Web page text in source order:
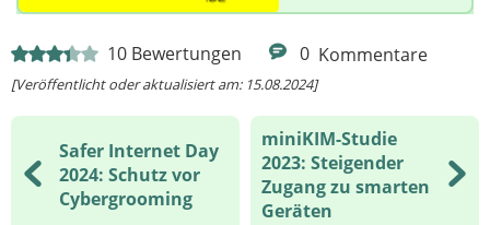
10 Bewertungen 0 Kommentare
[Veröffentlicht oder aktualisiert am: 15.08.2024]
Safer Internet Day
2024: Schutz vor
Cybergrooming
miniKIM-Studie
2023: Steigender
Zugang zu smarten
Geräten